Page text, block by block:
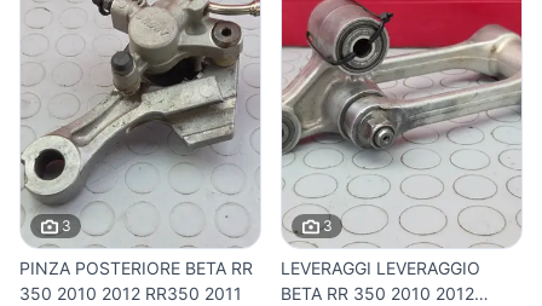
3
PINZA POSTERIORE BETA RR
350 2010 2012 RR350 2011
3
LEVERAGGI LEVERAGGIO
BETA RR 350 2010 2012